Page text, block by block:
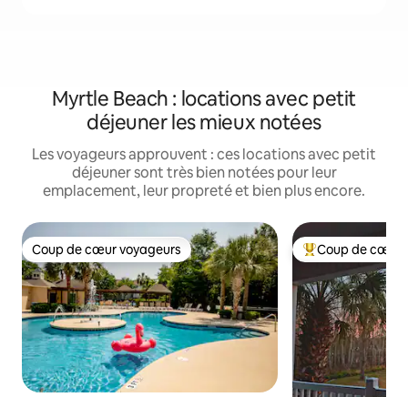
Myrtle Beach : locations avec petit
déjeuner les mieux notées
Les voyageurs approuvent : ces locations avec petit
déjeuner sont très bien notées pour leur
emplacement, leur propreté et bien plus encore.
Coup de cœur voyageurs
Coup de cœur voyageurs Coups de cœur
Coup de cœur